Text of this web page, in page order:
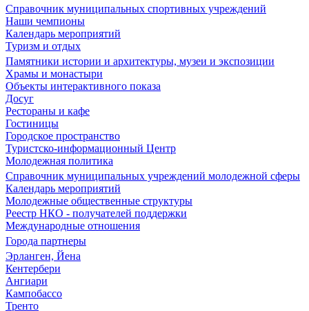
Справочник муниципальных спортивных учреждений
Наши чемпионы
Календарь мероприятий
Туризм и отдых
Памятники истории и архитектуры, музеи и экспозиции
Храмы и монастыри
Объекты интерактивного показа
Досуг
Рестораны и кафе
Гостиницы
Городское пространство
Туристско-информационный Центр
Молодежная политика
Справочник муниципальных учреждений молодежной сферы
Календарь мероприятий
Молодежные общественные структуры
Реестр НКО - получателей поддержки
Международные отношения
Города партнеры
Эрланген, Йена
Кентербери
Ангиари
Кампобассо
Тренто